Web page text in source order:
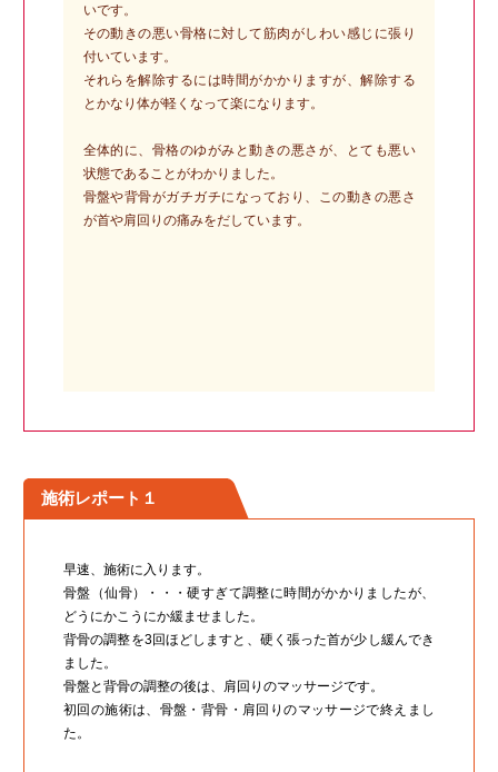
いです。
その動きの悪い骨格に対して筋肉がしわい感じに張り
付いています。
それらを解除するには時間がかかりますが、解除する
とかなり体が軽くなって楽になります。
全体的に、骨格のゆがみと動きの悪さが、とても悪い
状態であることがわかりました。
骨盤や背骨がガチガチになっており、この動きの悪さ
が首や肩回りの痛みをだしています。
施術レポート１
早速、施術に入ります。
骨盤（仙骨）・・・硬すぎて調整に時間がかかりましたが、
どうにかこうにか緩ませました。
背骨の調整を3回ほどしますと、硬く張った首が少し緩んでき
ました。
骨盤と背骨の調整の後は、肩回りのマッサージです。
初回の施術は、骨盤・背骨・肩回りのマッサージで終えまし
た。